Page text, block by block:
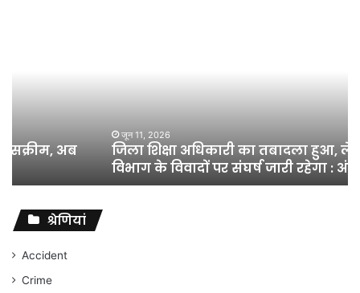
विभाग
विवादों
संघर्ष
जारी
रहेगा
अंकित
जिला शिक्षा अधिकारी का तबादला हुआ, लेकिन शिक्षा
विभाग के विवादों पर संघर्ष जारी रहेगा : अंकित गौरहा
श्रेणियां
Accident
Crime